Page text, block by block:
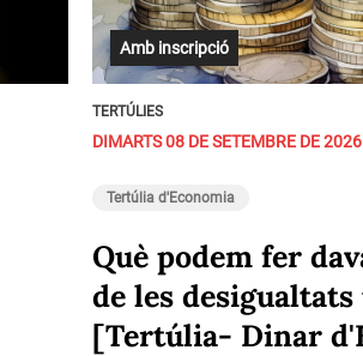
Amb inscripció
TERTÚLIES
DIMARTS 08 DE SETEMBRE DE
Tertúlia d'Economia
Què podem fer
de les desigualtats
[Tertúlia- Dinar